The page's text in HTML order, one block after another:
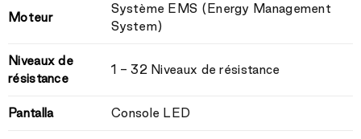
Moteur
Système EMS (Energy Management
System)
Niveaux de
résistance
1 - 32 Niveaux de résistance
Pantalla Console LED